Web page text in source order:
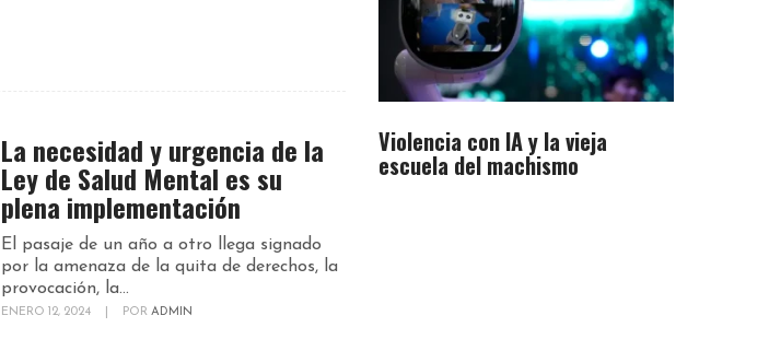
La necesidad y urgencia de la
Ley de Salud Mental es su
plena implementación
El pasaje de un año a otro llega signado
por la amenaza de la quita de derechos, la
provocación, la...
ENERO 12, 2024 POR ADMIN
Violencia con IA y la vieja
escuela del machismo